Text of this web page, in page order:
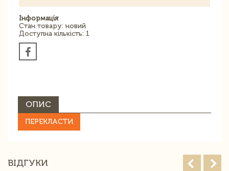
Інформація
Стан товару: новий
Доступна кількість: 1
ОПИС
ПЕРЕКЛАСТИ
ВІДГУКИ